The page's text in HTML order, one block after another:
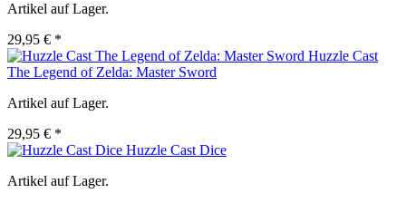
Artikel auf Lager.
29,95 € *
Huzzle Cast
The Legend of Zelda: Master Sword
Artikel auf Lager.
29,95 € *
Huzzle Cast Dice
Artikel auf Lager.